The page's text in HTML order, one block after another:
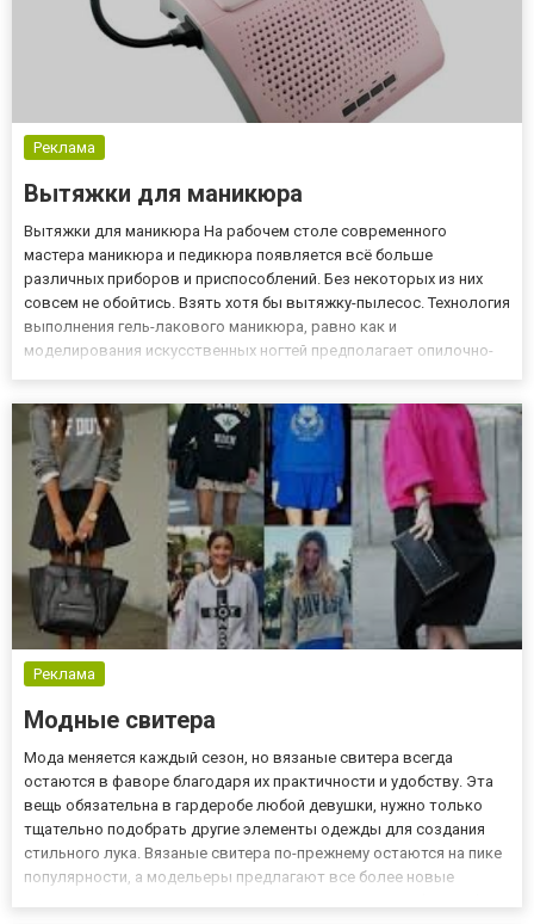
Реклама
Вытяжки для маникюра
Вытяжки для маникюра На рабочем столе современного
мастера маникюра и педикюра появляется всё больше
различных приборов и приспособлений. Без некоторых из них
совсем не обойтись. Взять хотя бы вытяжку-пылесос. Технология
выполнения гель-лакового маникюра, равно как и
моделирования искусственных ногтей предполагает опилочно-
сопровождается большим вы...
Реклама
Модные свитера
Мода меняется каждый сезон, но вязаные свитера всегда
остаются в фаворе благодаря их практичности и удобству. Эта
вещь обязательна в гардеробе любой девушки, нужно только
тщательно подобрать другие элементы одежды для создания
стильного лука. Вязаные свитера по-прежнему остаются на пике
популярности, а модельеры предлагают все более новые